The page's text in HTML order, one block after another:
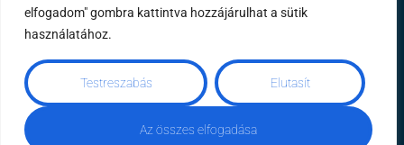
elfogadom" gombra kattintva hozzájárulhat a sütik
használatához.
Testreszabás Elutasít
Az összes elfogadása
Mérőóraállás rögzítése
Éves energetikai
Szemléletformálás
Adatvédelmi tájékoztató